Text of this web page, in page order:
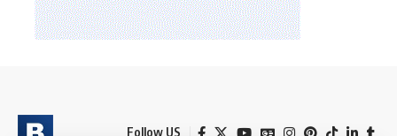
Follow US